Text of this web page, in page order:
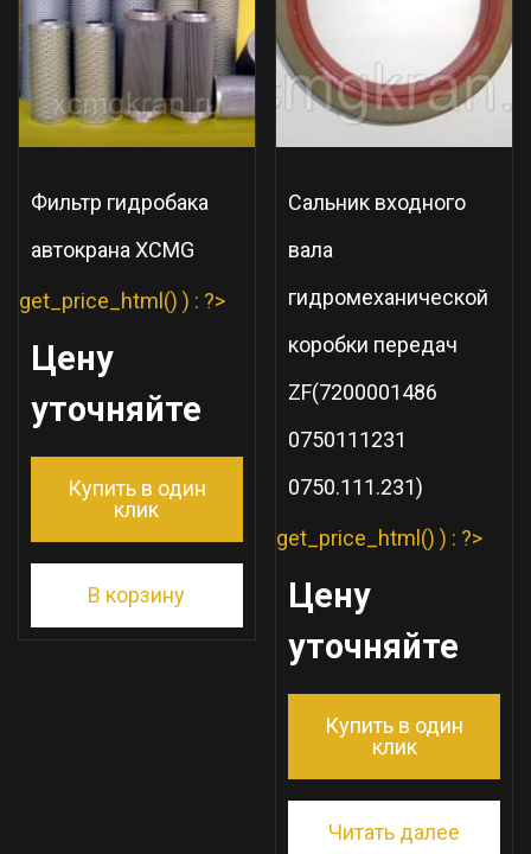
Фильтр гидробака
автокрана XCMG
get_price_html() ) : ?>
Цену
уточняйте
Купить в один
клик
В корзину
Сальник входного
вала
гидромеханической
коробки передач
ZF(7200001486
0750111231
0750.111.231)
get_price_html() ) : ?>
Цену
уточняйте
Купить в один
клик
Читать далее